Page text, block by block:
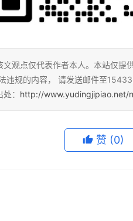
观点仅代表作者本人。本站仅
违规的内容， 请发送邮件至
： http://www.yudingjipiao.net/
赞 (0)